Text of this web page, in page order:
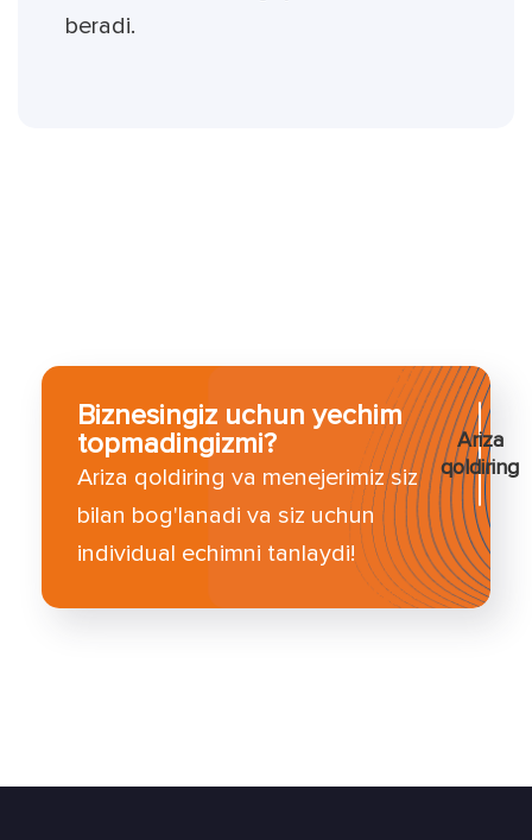
beradi.
Biznesingiz uchun yechim
topmadingizmi?
Ariza qoldiring va menejerimiz siz
bilan bog'lanadi va siz uchun
individual echimni tanlaydi!
Ariza
qoldiring